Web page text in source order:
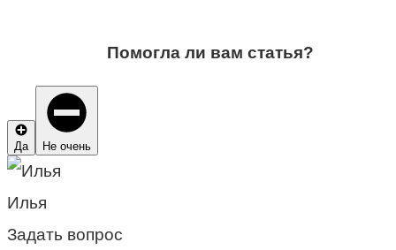
Помогла ли вам статья?
Да Не очень
Илья
Задать вопрос